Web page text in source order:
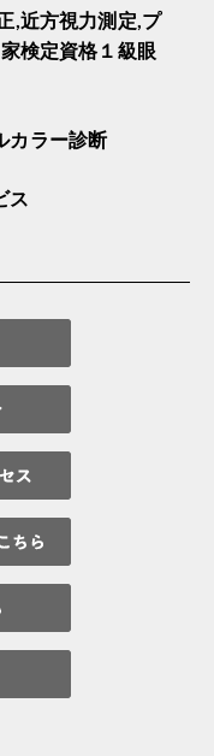
,近方視力測定,プ
検定資格１級眼
カラー診断
ス